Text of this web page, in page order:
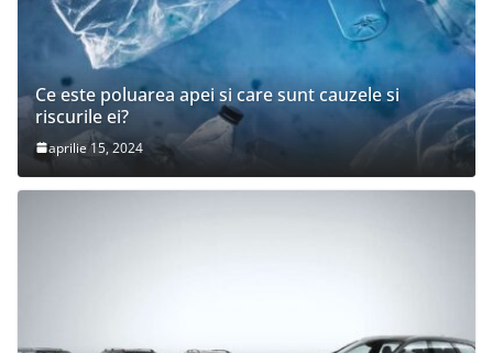
Ce este poluarea apei si care sunt cauzele si
riscurile ei?
aprilie 15, 2024